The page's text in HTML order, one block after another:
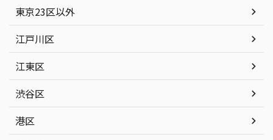
東京23区以外
江戸川区
江東区
渋谷区
港区